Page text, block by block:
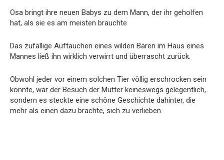
Osa bringt ihre neuen Babys zu dem Mann, der ihr geholfen
hat, als sie es am meisten brauchte
Das zufällige Auftauchen eines wilden Bären im Haus eines
Mannes ließ ihn wirklich verwirrt und überrascht zurück.
Obwohl jeder vor einem solchen Tier völlig erschrocken sein
konnte, war der Besuch der Mutter keineswegs gelegentlich,
sondern es steckte eine schöne Geschichte dahinter, die
mehr als einen dazu brachte, sich zu verlieben.